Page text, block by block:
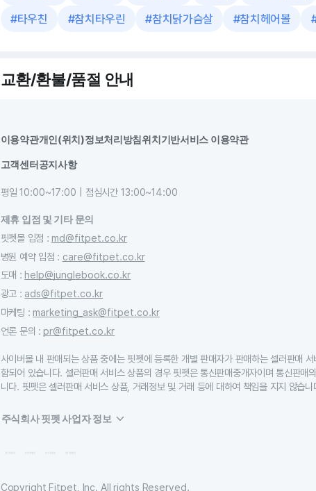
#타우친 #참치타우린 #참치닭가슴살 #참치헤어볼
교환/환불/품절 안내
이용약관개인(위치)정보처리방침위치기반서비스 이용약관
고객센터공지사항
평일 10:00~17:00 | 점심시간 13:00~14:00
제휴 입점 및 기타 문의
핏펫몰 입점 : md@fitpet.co.kr
병원 예약 입점 : care@fitpet.co.kr
도매 : help@junglebook.co.kr
광고 : ads@fitpet.co.kr
마케팅 : marketing_ask@fitpet.co.kr
언론 문의 : pr@fitpet.co.kr
사이버몰 내 판매되는 상품 중에는 핏펫에 등록한 개별 판매자가 판매하는 셀러판매
함되어 있습니다. 셀러판매 서비스 상품의 경우 핏펫은 통신판매중개자이며 통신판매
니다. 핏펫은 셀러판매 서비스 상품, 거래정보 및 거래 등에 대하여 책임을 지지 않습니
주식회사 핏펫 사업자 정보
Copyright Fitpet, Inc. All rights Reserved.